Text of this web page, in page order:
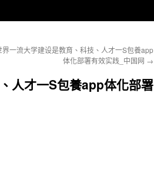
界一流大学建设是教育、科技、人才一S包養app
体化部署有效实践_中国网 →
人才一S包養app体化部署